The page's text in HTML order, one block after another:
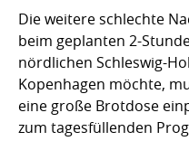
Die weitere schlechte
beim geplanten 2-
nördlichen Schleswig-
Kopenhagen möchte,
eine große Brotdose
zum tagesfüllenden